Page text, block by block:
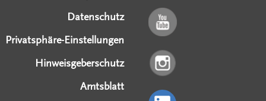
Datenschutz
Privatsphäre-Einstellungen
Hinweisgeberschutz
Amtsblatt